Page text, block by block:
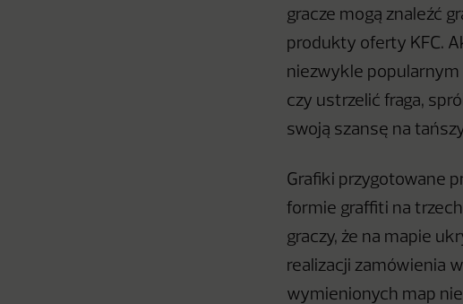
gracze mogą znaleźć
produkty oferty KFC.
niezwykle popularnym
czy ustrzelić fraga,
swoją szansę na
Grafiki przygotowane
formie graffiti na
graczy, że na mapie
realizacji zamówienia
wymienionych map